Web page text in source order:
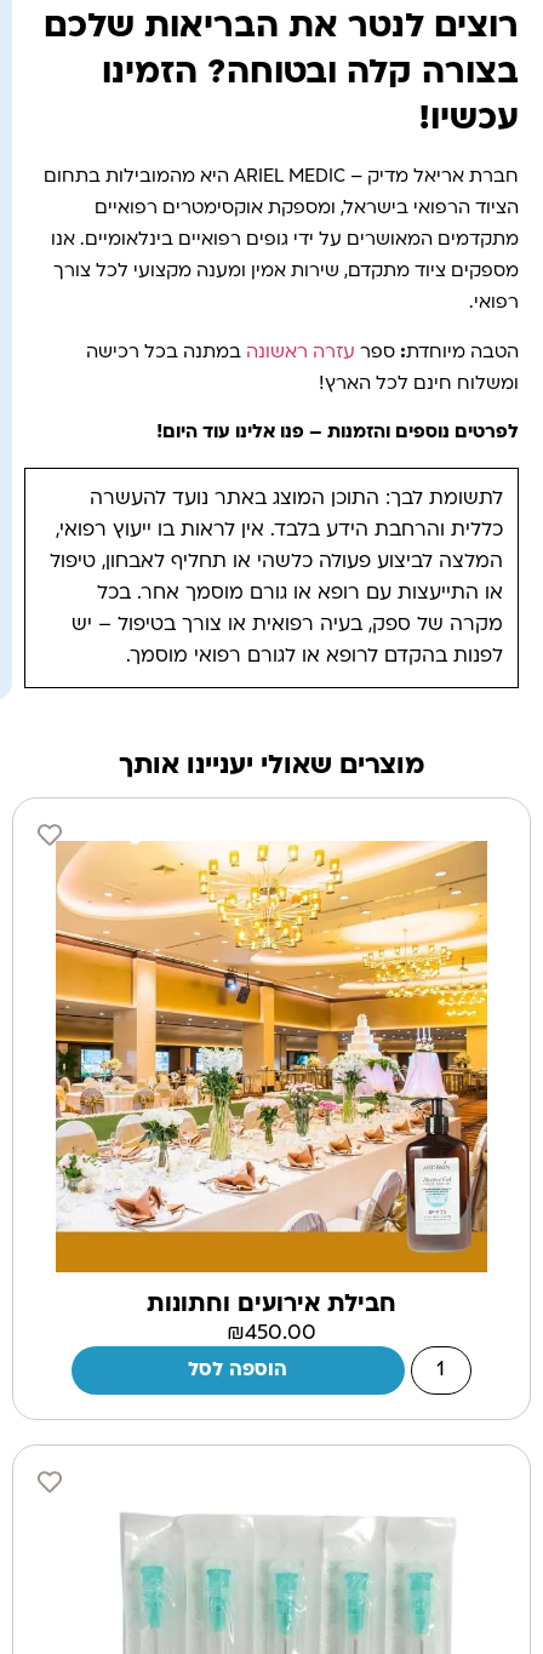
רוצים לנטר את הבריאות שלכם
בצורה קלה ובטוחה? הזמינו
עכשיו!
חברת אריאל מדיק – ARIEL MEDIC היא מהמובילות בתחום
הציוד הרפואי בישראל, ומספקת אוקסימטרים רפואיים
מתקדמים המאושרים על ידי גופים רפואיים בינלאומיים. אנו
מספקים ציוד מתקדם, שירות אמין ומענה מקצועי לכל צורך
רפואי.
הטבה מיוחדת: ספר עזרה ראשונה במתנה בכל רכישה
ומשלוח חינם לכל הארץ!
לפרטים נוספים והזמנות – פנו אלינו עוד היום!
לתשומת לבך: התוכן המוצג באתר נועד להעשרה
כללית והרחבת הידע בלבד. אין לראות בו ייעוץ רפואי,
המלצה לביצוע פעולה כלשהי או תחליף לאבחון, טיפול
או התייעצות עם רופא או גורם מוסמך אחר. בכל
מקרה של ספק, בעיה רפואית או צורך בטיפול – יש
לפנות בהקדם לרופא או לגורם רפואי מוסמך.
מוצרים שאולי יעניינו אותך
חבילת אירועים וחתונות
₪450.00
הוספה לסל